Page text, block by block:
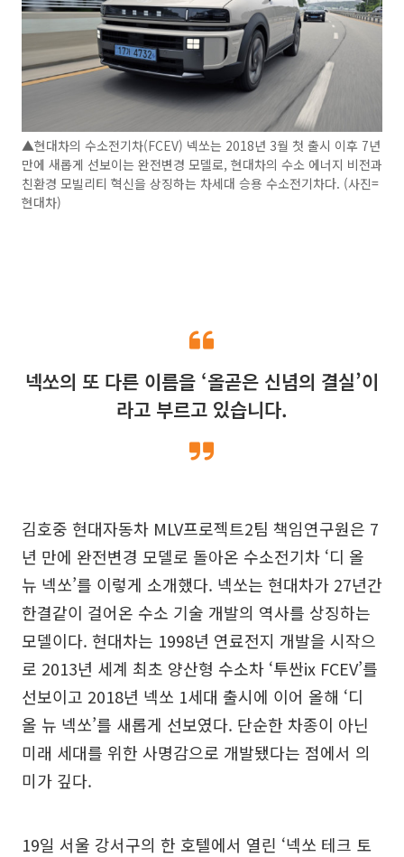
▲현대차의 수소전기차(FCEV) 넥쏘는 2018년 3월 첫 출시 이후 7년
만에 새롭게 선보이는 완전변경 모델로, 현대차의 수소 에너지 비전과
친환경 모빌리티 혁신을 상징하는 차세대 승용 수소전기차다. (사진=
현대차)
넥쏘의 또 다른 이름을 ‘올곧은 신념의 결실’이
라고 부르고 있습니다.
김호중 현대자동차 MLV프로젝트2팀 책임연구원은 7
년 만에 완전변경 모델로 돌아온 수소전기차 ‘디 올
뉴 넥쏘’를 이렇게 소개했다. 넥쏘는 현대차가 27년간
한결같이 걸어온 수소 기술 개발의 역사를 상징하는
모델이다. 현대차는 1998년 연료전지 개발을 시작으
로 2013년 세계 최초 양산형 수소차 ‘투싼ix FCEV’를
선보이고 2018년 넥쏘 1세대 출시에 이어 올해 ‘디
올 뉴 넥쏘’를 새롭게 선보였다. 단순한 차종이 아닌
미래 세대를 위한 사명감으로 개발됐다는 점에서 의
미가 깊다.
19일 서울 강서구의 한 호텔에서 열린 ‘넥쏘 테크 토